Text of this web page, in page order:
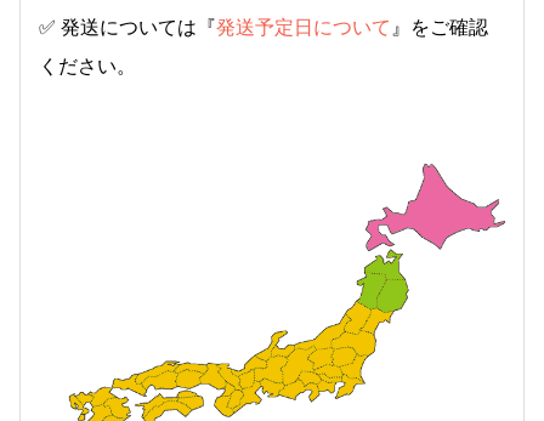
✅ 発送については『発送予定日について 』をご確認
ください。